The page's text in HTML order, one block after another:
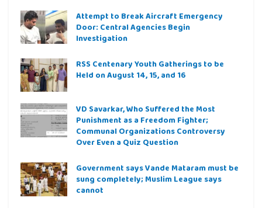
Attempt to Break Aircraft Emergency
Door: Central Agencies Begin
Investigation
RSS Centenary Youth Gatherings to be
Held on August 14, 15, and 16
VD Savarkar, Who Suffered the Most
Punishment as a Freedom Fighter;
Communal Organizations Controversy
Over Even a Quiz Question
Government says Vande Mataram must be
sung completely; Muslim League says
cannot